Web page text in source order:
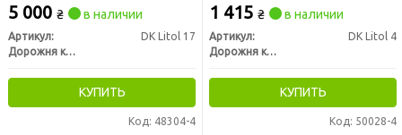
5 000 ₴ в наличии
Артикул:
DK Litol 17
Дорожня карта
КУПИТЬ
Код: 48304-4
1 415 ₴ в наличии
Артикул:
DK Litol 4
Дорожня карта
КУПИТЬ
Код: 50028-4